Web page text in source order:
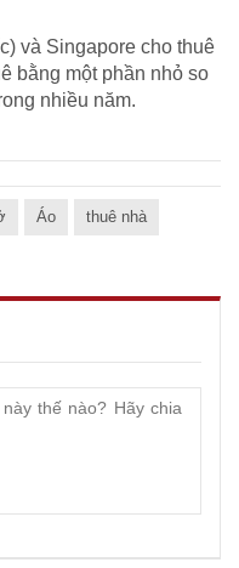
và Singapore cho thuê
bằng một phần nhỏ so
nhiều năm.
Áo thuê nhà